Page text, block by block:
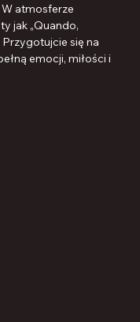
atmosferze
jak „Quando,
Przygotujcie się na
emocji, miłości i